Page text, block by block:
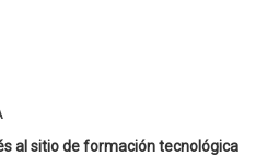
al sitio de formación tecnológica